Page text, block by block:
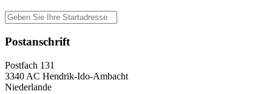
Postanschrift
Postfach 131
3340 AC Hendrik-Ido-Ambacht
Niederlande